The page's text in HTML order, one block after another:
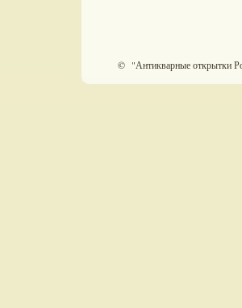
© "Антикварные открытки